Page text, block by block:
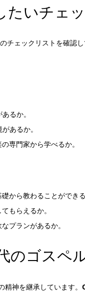
いチェ
チェックリストを確認し
るか。
あるか。
専門家から学べるか。
から教わることができる
もらえるか。
プランがあるか。
のゴスペ
神を継承しています。